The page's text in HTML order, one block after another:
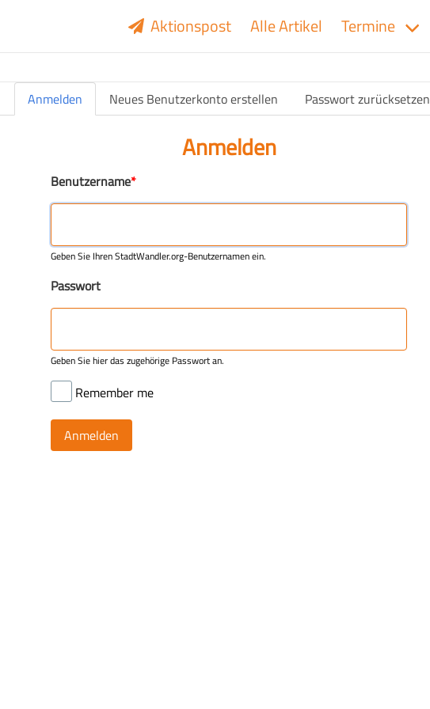
Aktionspost Alle Artikel Termine
Anmelden(aktiver Reiter)Neues Benutzerkonto erstellen Passwort zurücksetzen
Anmelden
Benutzername
Geben Sie Ihren StadtWandler.org-Benutzernamen ein.
Passwort
Geben Sie hier das zugehörige Passwort an.
Remember me